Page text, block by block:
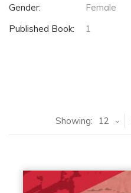
Gender:
Female
Published Book:
1
Showing: 12